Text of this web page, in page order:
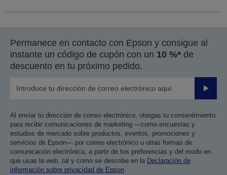
Permanece en contacto con Epson y consigue al
instante un código de cupón con un 10 %* de
descuento en tu próximo pedido.
Enviar
Al enviar tu dirección de correo electrónico, otorgas tu consentimiento
para recibir comunicaciones de marketing —como encuestas y
estudios de mercado sobre productos, eventos, promociones y
servicios de Epson— por correo electrónico u otras formas de
comunicación electrónica, a partir de tus preferencias y del modo en
que usas la web, tal y como se describe en la Declaración de
información sobre privacidad de Epson.